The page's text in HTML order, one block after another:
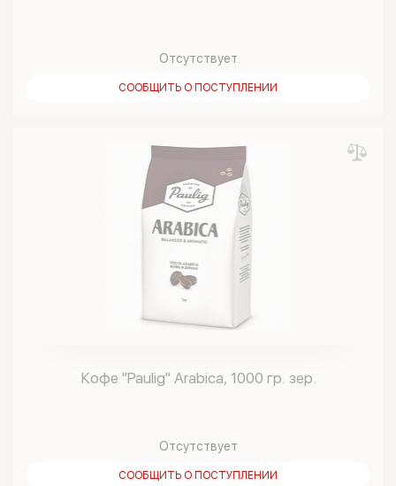
Отсутствует
СООБЩИТЬ О ПОСТУПЛЕНИИ
Кофе "Paulig" Arabica, 1000 гр. зер.
Отсутствует
СООБЩИТЬ О ПОСТУПЛЕНИИ